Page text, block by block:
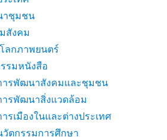
าชุมชน
สังคม
ลกภาพยนตร์
รมหนังสือ
ารพัฒนาสังคมและชุมชน
ารพัฒนาสิ่งแวดล้อม
รเมืองในและต่างประเทศ
วัตกรรมการศึกษา